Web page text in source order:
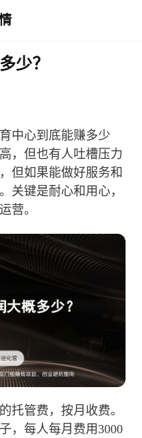
少？
中心到底能赚多少
，但也有人吐槽压力
但如果能做好服务和
关键是耐心和用心，
营。
托管费，按月收费。
，每人每月费用3000